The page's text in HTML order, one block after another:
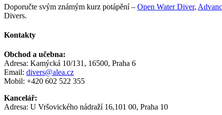
Doporučte svým známým kurz potápění – Open Water Diver,
Divers.
Kontakty
Obchod a učebna:
Adresa: Kamýcká 10/131, 16500, Praha 6
Email: divers@alea.cz
Mobil: +420 602 522 355
Kancelář:
Adresa: U Vršovického nádraží 16,101 00, Praha 10